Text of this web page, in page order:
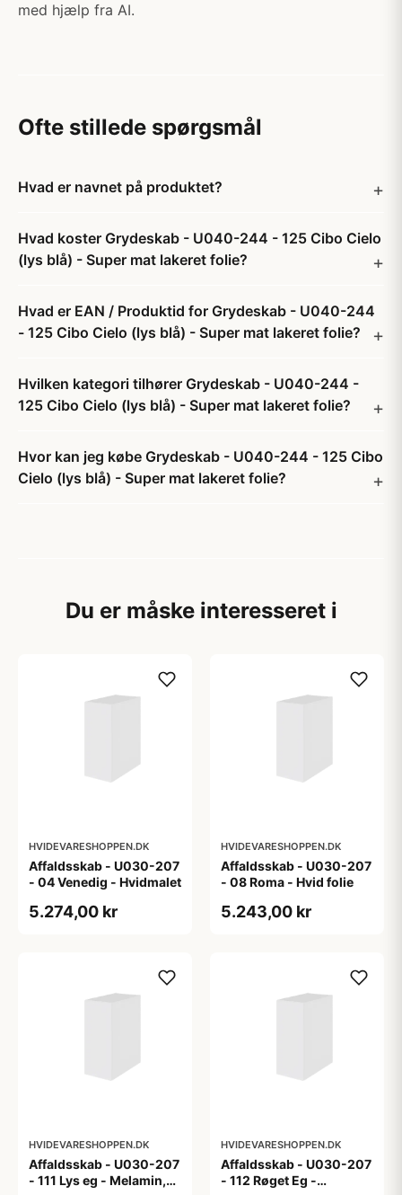
med hjælp fra AI.
Ofte stillede spørgsmål
Hvad er navnet på produktet?
Hvad koster Grydeskab - U040-244 - 125 Cibo Cielo
(lys blå) - Super mat lakeret folie?
Hvad er EAN / Produktid for Grydeskab - U040-244
- 125 Cibo Cielo (lys blå) - Super mat lakeret folie?
Hvilken kategori tilhører Grydeskab - U040-244 -
125 Cibo Cielo (lys blå) - Super mat lakeret folie?
Hvor kan jeg købe Grydeskab - U040-244 - 125 Cibo
Cielo (lys blå) - Super mat lakeret folie?
Du er måske interesseret i
HVIDEVARESHOPPEN.DK
Affaldsskab - U030-207
- 04 Venedig - Hvidmalet
5.274,00 kr
HVIDEVARESHOPPEN.DK
Affaldsskab - U030-207
- 08 Roma - Hvid folie
5.243,00 kr
HVIDEVARESHOPPEN.DK
Affaldsskab - U030-207
- 111 Lys eg - Melamin,
HVIDEVARESHOPPEN.DK
Affaldsskab - U030-207
- 112 Røget Eg -